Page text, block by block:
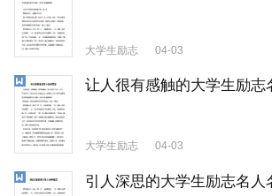
大学生励志 04-03
让人很有感触的大学生励志
大学生励志 04-03
引人深思的大学生励志名人